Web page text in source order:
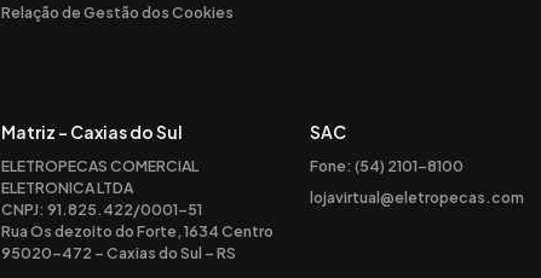
Relação de Gestão dos Cookies
Matriz - Caxias do Sul
ELETROPECAS COMERCIAL
ELETRONICA LTDA
CNPJ: 91.825.422/0001-51
Rua Os dezoito do Forte, 1634 Centro
95020-472 – Caxias do Sul – RS
SAC
Fone: (54) 2101-8100
lojavirtual@eletropecas.com